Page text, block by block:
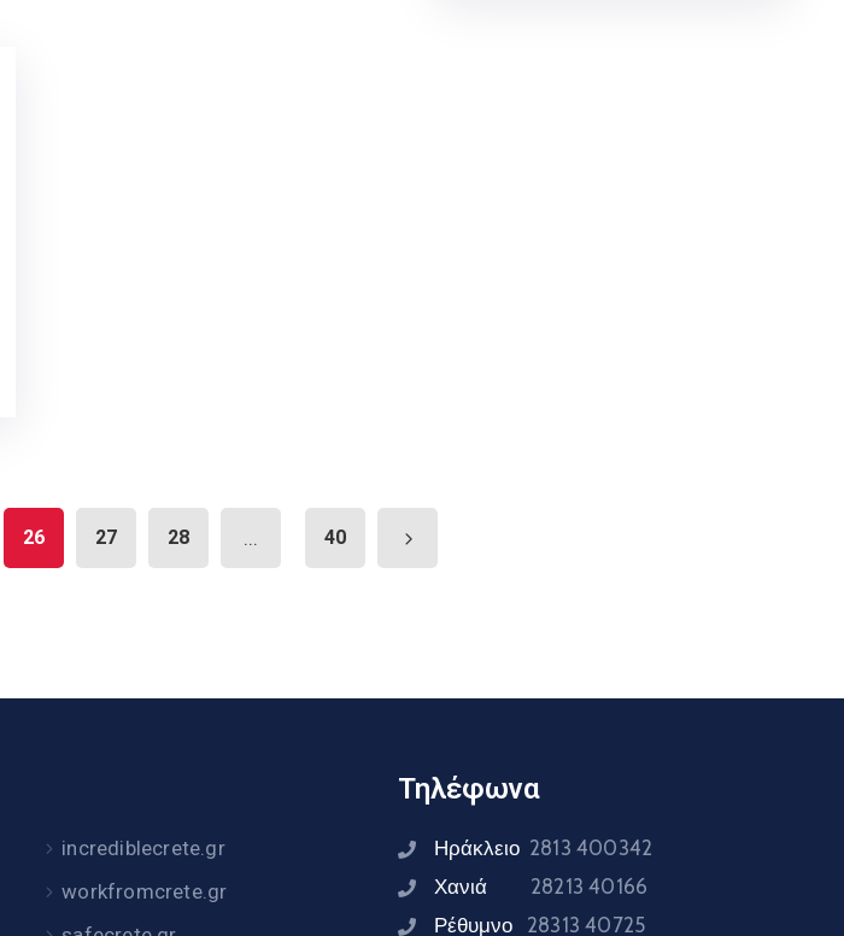
26 27 28 ... 40
incrediblecrete.gr
workfromcrete.gr
Τηλέφωνα
Ηράκλειο 2813 400342
Χανιά 28213 40166
Ρέθυμνο 28313 40725